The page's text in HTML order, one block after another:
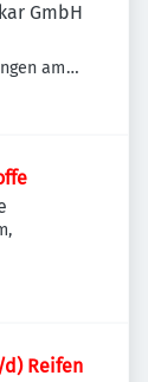
GmbH
am
Reifen